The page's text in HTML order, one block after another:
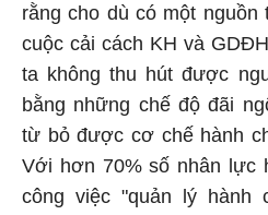
rằng cho dù có một nguồn
cuộc cải cách KH và
ta không thu hút được
bằng những chế độ đãi
từ bỏ được cơ chế hành
Với hơn 70% số nhân lực
công việc "quản lý hành